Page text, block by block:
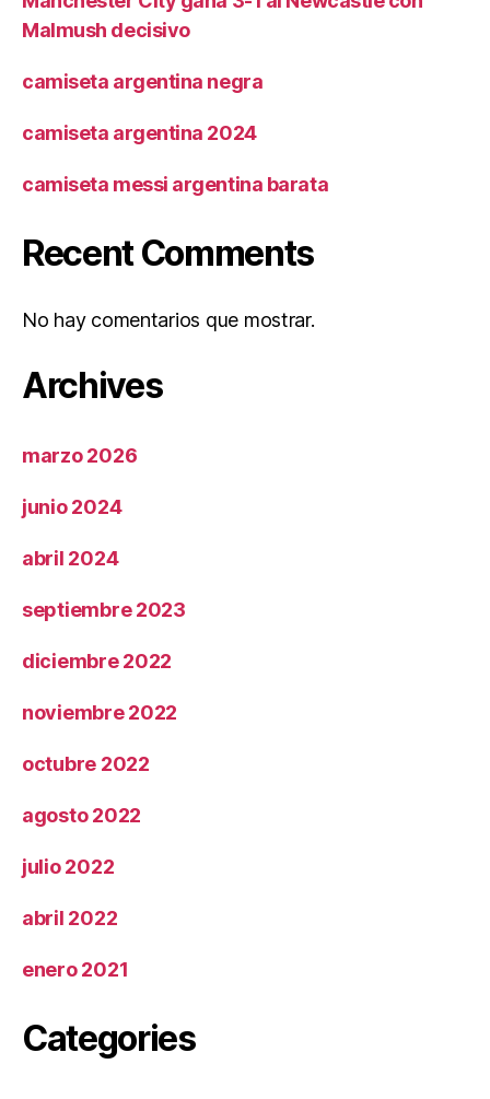
Malmush decisivo
camiseta argentina negra
camiseta argentina 2024
camiseta messi argentina barata
Recent Comments
No hay comentarios que mostrar.
Archives
marzo 2026
junio 2024
abril 2024
septiembre 2023
diciembre 2022
noviembre 2022
octubre 2022
agosto 2022
julio 2022
abril 2022
enero 2021
Categories